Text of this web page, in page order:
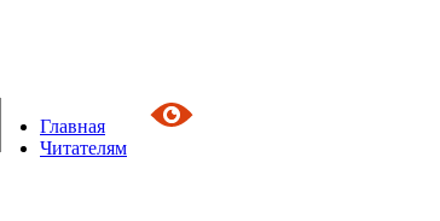
Главная
Читателям